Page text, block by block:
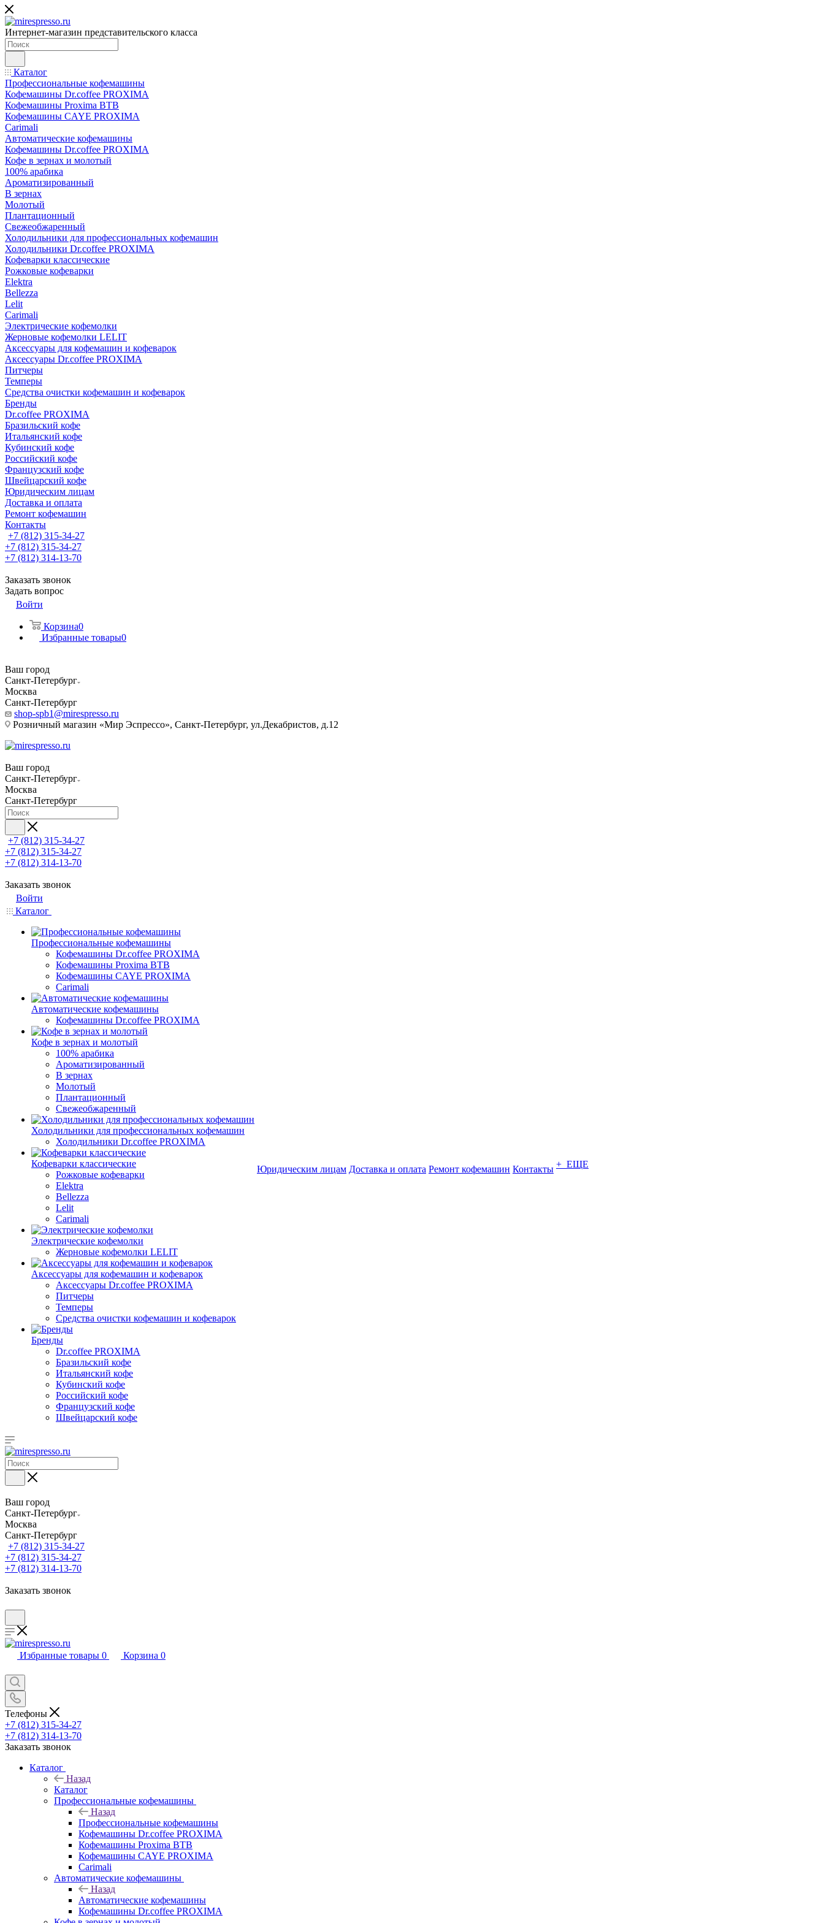
Интернет-магазин представительского класса
Каталог
Профессиональные кофемашины
Кофемашины Dr.coffee PROXIMA
Кофемашины Proxima BTB
Кофемашины CAYE PROXIMA
Carimali
Автоматические кофемашины
Кофемашины Dr.coffee PROXIMA
Кофе в зернах и молотый
100% арабика
Ароматизированный
В зернах
Молотый
Плантационный
Свежеобжаренный
Холодильники для профессиональных кофемашин
Холодильники Dr.coffee PROXIMA
Кофеварки классические
Рожковые кофеварки
Elektra
Bellezza
Lelit
Carimali
Электрические кофемолки
Жерновые кофемолки LELIT
Аксессуары для кофемашин и кофеварок
Аксессуары Dr.coffee PROXIMA
Питчеры
Темперы
Средства очистки кофемашин и кофеварок
Бренды
Dr.coffee PROXIMA
Бразильский кофе
Итальянский кофе
Кубинский кофе
Российский кофе
Французский кофе
Швейцарский кофе
Юридическим лицам
Доставка и оплата
Ремонт кофемашин
Контакты
+7 (812) 315-34-27
+7 (812) 315-34-27
+7 (812) 314-13-70
Заказать звонок
Задать вопрос
Войти
Корзина0
Избранные товары0
Ваш город
Санкт-Петербург
Москва
Санкт-Петербург
shop-spb1@mirespresso.ru
Розничный магазин «Мир Эспрессо», Санкт-Петербург, ул.Декабристов, д.12
Ваш город
Санкт-Петербург
Москва
Санкт-Петербург
+7 (812) 315-34-27
+7 (812) 315-34-27
+7 (812) 314-13-70
Заказать звонок
Войти
Каталог
Профессиональные кофемашины
Кофемашины Dr.coffee PROXIMA
Кофемашины Proxima BTB
Кофемашины CAYE PROXIMA
Carimali
Автоматические кофемашины
Кофемашины Dr.coffee PROXIMA
Кофе в зернах и молотый
100% арабика
Ароматизированный
В зернах
Молотый
Плантационный
Свежеобжаренный
Холодильники для профессиональных кофемашин
Холодильники Dr.coffee PROXIMA
Кофеварки классические
Рожковые кофеварки
Elektra
Bellezza
Lelit
Carimali
Электрические кофемолки
Жерновые кофемолки LELIT
Аксессуары для кофемашин и кофеварок
Аксессуары Dr.coffee PROXIMA
Питчеры
Темперы
Средства очистки кофемашин и кофеварок
Бренды
Dr.coffee PROXIMA
Бразильский кофе
Итальянский кофе
Кубинский кофе
Российский кофе
Французский кофе
Швейцарский кофе
Юридическим лицам Доставка и оплата Ремонт кофемашин Контакты + ЕЩЕ
Ваш город
Санкт-Петербург
Москва
Санкт-Петербург
+7 (812) 315-34-27
+7 (812) 315-34-27
+7 (812) 314-13-70
Заказать звонок
Избранные товары 0 Корзина 0
Телефоны
+7 (812) 315-34-27
+7 (812) 314-13-70
Заказать звонок
Каталог
Назад
Каталог
Профессиональные кофемашины
Назад
Профессиональные кофемашины
Кофемашины Dr.coffee PROXIMA
Кофемашины Proxima BTB
Кофемашины CAYE PROXIMA
Carimali
Автоматические кофемашины
Назад
Автоматические кофемашины
Кофемашины Dr.coffee PROXIMA